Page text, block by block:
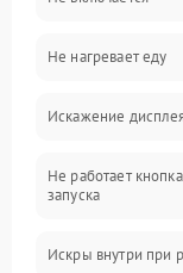
Механические
Питание и
Нагрев и
Программное
Не нагревает еду
Искажение
Не работает кнопка
запуска
Искры внутри при